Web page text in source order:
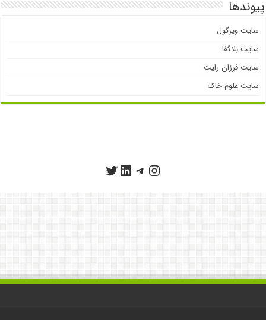
پیوندها
سایت ویرگول
سایت بلاگفا
سایت فرزان رایت
سایت علوم خاک
اینستاگرم
تلگرام
لینکداین
توییتر